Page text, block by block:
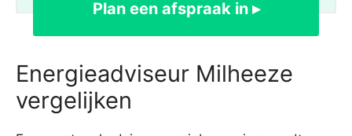
Plan een afspraak in ▸
Energieadviseur Milheeze
vergelijken